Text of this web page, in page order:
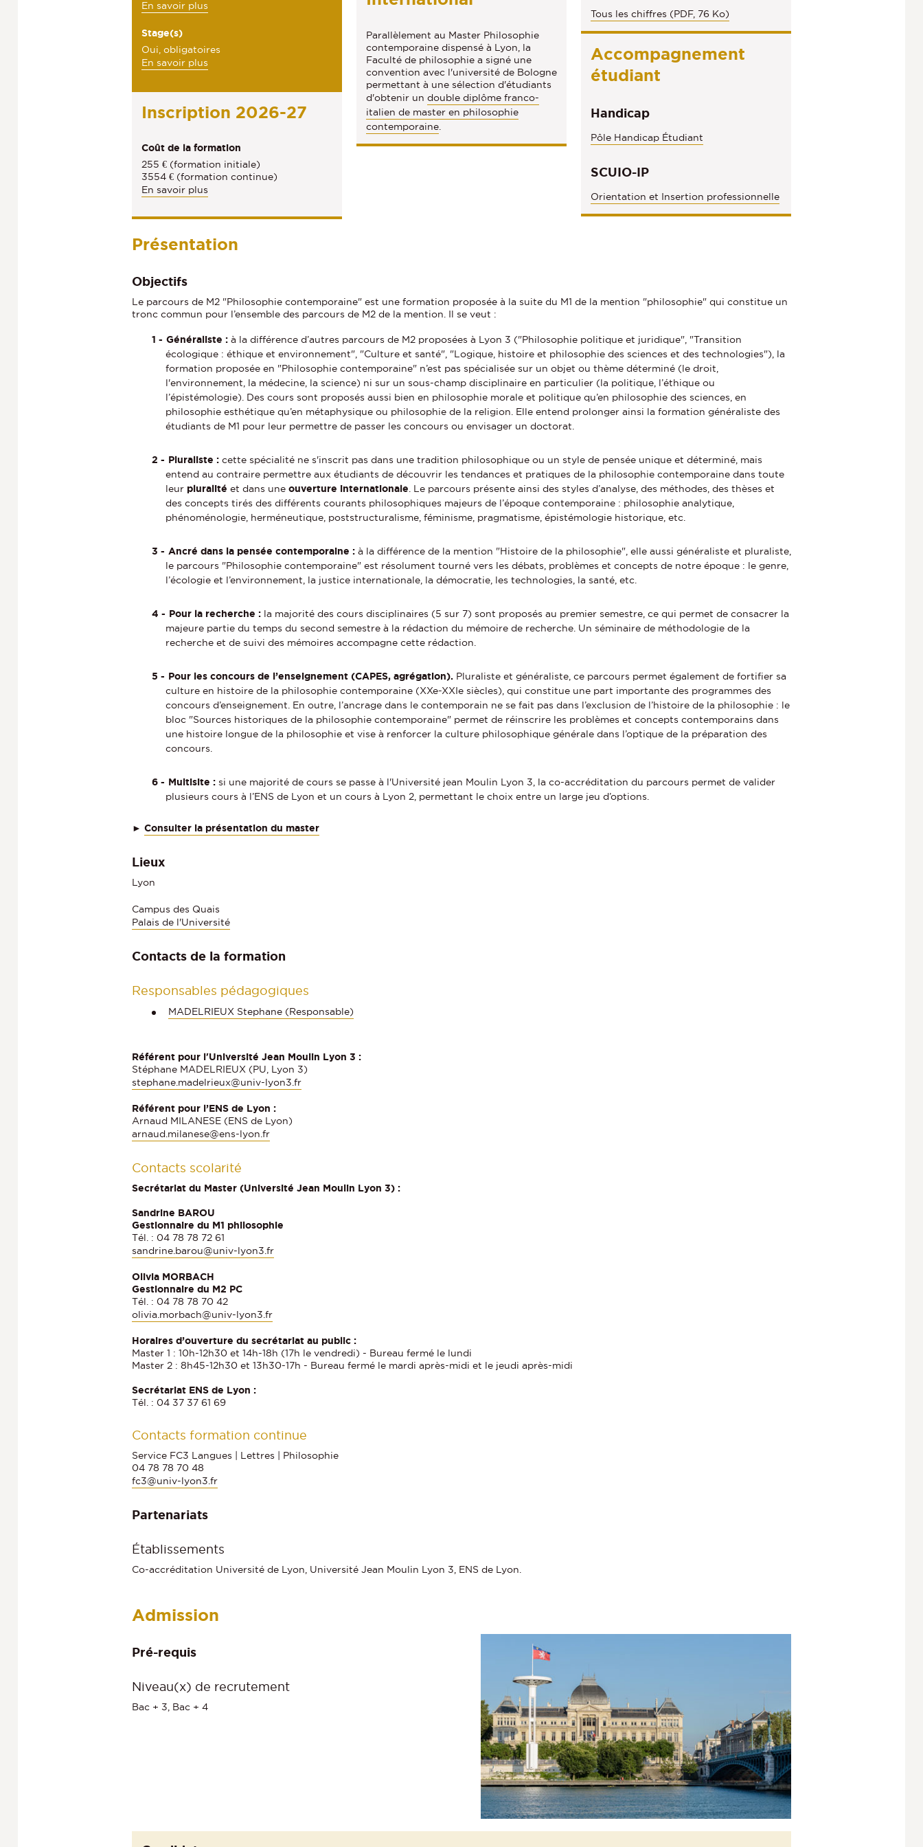
d
f
c
h
n
s
En savoir plus
o
s
d
e
L
i
e
x
d
f
r
m
a
t
i
o
n
Stage(s)
Oui, obligatoires
En savoir plus
r
o
p
s
d
e
t
g
)
Inscription 2026-27
Coût de la formation
255 € (formation initiale)
3554 € (formation continue)
En savoir plus
Parallèlement au Master Philosophie
contemporaine dispensé à Lyon, la
Faculté de philosophie a signé une
convention avec l'université de Bologne
permettant à une sélection d'étudiants
d'obtenir un double diplôme franco-
italien de master en philosophie
contemporaine.
Tous les chiffres (PDF, 76 Ko)
Accompagnement
étudiant
Handicap
Pôle Handicap Étudiant
SCUIO-IP
Orientation et Insertion professionnelle
Présentation
Objectifs
Le parcours de M2 "Philosophie contemporaine" est une formation proposée à la suite du M1 de la mention "philosophie" qui constitue un
tronc commun pour l’ensemble des parcours de M2 de la mention. Il se veut :
Généraliste :à la différence d’autres parcours de M2 proposées à Lyon 3 ("Philosophie politique et juridique", "Transition
écologique : éthique et environnement", "Culture et santé", "Logique, histoire et philosophie des sciences et des technologies"), la
formation proposée en "Philosophie contemporaine" n’est pas spécialisée sur un objet ou thème déterminé (le droit,
l'environnement, la médecine, la science) ni sur un sous-champ disciplinaire en particulier (la politique, l’éthique ou
l’épistémologie). Des cours sont proposés aussi bien en philosophie morale et politique qu’en philosophie des sciences, en
philosophie esthétique qu’en métaphysique ou philosophie de la religion. Elle entend prolonger ainsi la formation généraliste des
étudiants de M1 pour leur permettre de passer les concours ou envisager un doctorat.
Pluraliste :cette spécialité ne s'inscrit pas dans une tradition philosophique ou un style de pensée unique et déterminé, mais
entend au contraire permettre aux étudiants de découvrir les tendances et pratiques de la philosophie contemporaine dans toute
leur pluralité et dans une ouverture internationale. Le parcours présente ainsi des styles d’analyse, des méthodes, des thèses et
des concepts tirés des différents courants philosophiques majeurs de l’époque contemporaine : philosophie analytique,
phénoménologie, herméneutique, poststructuralisme, féminisme, pragmatisme, épistémologie historique, etc.
Ancré dans la pensée contemporaine :à la différence de la mention "Histoire de la philosophie", elle aussi généraliste et pluraliste,
le parcours "Philosophie contemporaine" est résolument tourné vers les débats, problèmes et concepts de notre époque : le genre,
l’écologie et l’environnement, la justice internationale, la démocratie, les technologies, la santé, etc.
Pour la recherche :la majorité des cours disciplinaires (5 sur 7) sont proposés au premier semestre, ce qui permet de consacrer la
majeure partie du temps du second semestre à la rédaction du mémoire de recherche. Un séminaire de méthodologie de la
recherche et de suivi des mémoires accompagne cette rédaction.
Pour les concours de l’enseignement (CAPES, agrégation).Pluraliste et généraliste, ce parcours permet également de fortifier sa
culture en histoire de la philosophie contemporaine (XXe-XXIe siècles), qui constitue une part importante des programmes des
concours d’enseignement. En outre, l’ancrage dans le contemporain ne se fait pas dans l’exclusion de l’histoire de la philosophie : le
bloc "Sources historiques de la philosophie contemporaine" permet de réinscrire les problèmes et concepts contemporains dans
une histoire longue de la philosophie et vise à renforcer la culture philosophique générale dans l’optique de la préparation des
concours.
Multisite :si une majorité de cours se passe à l'Université jean Moulin Lyon 3, la co-accréditation du parcours permet de valider
plusieurs cours à l’ENS de Lyon et un cours à Lyon 2, permettant le choix entre un large jeu d’options.
► Consulter la présentation du master
Lieux
Lyon
Campus des Quais
Palais de l'Université
Contacts de la formation
Responsables pédagogiques
MADELRIEUX Stephane (Responsable)
Référent pour l'Université Jean Moulin Lyon 3 :
Stéphane MADELRIEUX (PU, Lyon 3)
stephane.madelrieux@univ-lyon3.fr
Référent pour l’ENS de Lyon :
Arnaud MILANESE (ENS de Lyon)
arnaud.milanese@ens-lyon.fr
Contacts scolarité
Secrétariat du Master (Université Jean Moulin Lyon 3) :
Sandrine BAROU
Gestionnaire du M1 philosophie
Tél. : 04 78 78 72 61
sandrine.barou@univ-lyon3.fr
Olivia MORBACH
Gestionnaire du M2 PC
Tél. : 04 78 78 70 42
olivia.morbach@univ-lyon3.fr
Horaires d’ouverture du secrétariat au public :
Master 1 : 10h-12h30 et 14h-18h (17h le vendredi) - Bureau fermé le lundi
Master 2 : 8h45-12h30 et 13h30-17h - Bureau fermé le mardi après-midi et le jeudi après-midi
Secrétariat ENS de Lyon :
Tél. : 04 37 37 61 69
Contacts formation continue
Service FC3 Langues | Lettres | Philosophie
04 78 78 70 48
fc3@univ-lyon3.fr
Partenariats
Établissements
Co-accréditation Université de Lyon, Université Jean Moulin Lyon 3, ENS de Lyon.
Admission
Pré-requis
Niveau(x) de recrutement
Bac + 3, Bac + 4